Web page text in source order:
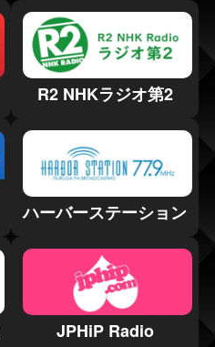
R2 NHKラジオ第2
ハーバーステーション
JPHiP Radio